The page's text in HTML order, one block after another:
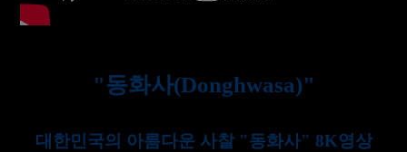
"동화사(Donghwasa)"
대한민국의 아름다운 사찰 "동화사" 8K영상